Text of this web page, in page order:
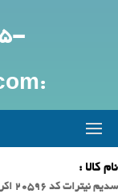
-88618425
:Info@citygenn.com
نام کالا :
سدیم نیترات کد 20596 اکروس